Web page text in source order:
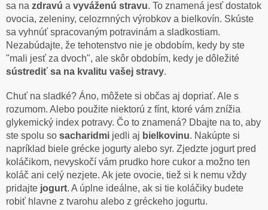
sa na zdravú a vyváženú stravu. To znamená jesť dostatok
ovocia, zeleniny, celozrnných výrobkov a bielkovín. Skúste
sa vyhnúť spracovaným potravinám a sladkostiam.
Nezabúdajte, že tehotenstvo nie je obdobím, kedy by ste
"mali jesť za dvoch", ale skôr obdobím, kedy je dôležité
sústrediť sa na kvalitu vašej stravy.
Chuť na sladké? Áno, môžete si občas aj dopriať. Ale s
rozumom. Alebo použite niektorú z fínt, ktoré vám znížia
glykemický index potravy. Čo to znamená? Dbajte na to, aby
ste spolu so sacharidmi jedli aj bielkovinu. Nakúpte si
napríklad biele grécke jogurty alebo syr. Zjedzte jogurt pred
koláčikom, nevyskočí vám prudko hore cukor a možno ten
koláč ani celý nezjete. Ak jete ovocie, tiež si k nemu vždy
pridajte jogurt. A úplne ideálne, ak si tie koláčiky budete
robiť hlavne z tvarohu alebo z gréckeho jogurtu.